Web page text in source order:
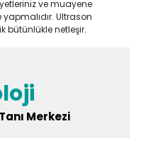
Merkezi
ve muayene
Ultrason
bütünlükle netleşir.